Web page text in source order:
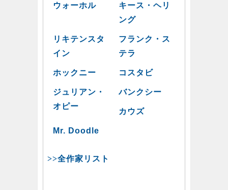
ウォーホル
キース・ヘリ
ング
リキテンスタ
イン
フランク・ス
テラ
ホックニー コスタビ
ジュリアン・
オピー
バンクシー
カウズ
Mr. Doodle
>>全作家リスト